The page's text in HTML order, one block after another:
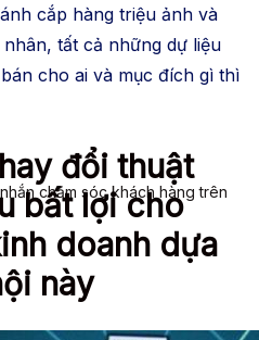
chăm sóc khách hàng trên
cắp hàng triệu ảnh và
tất cả những dự liệu
cho ai và mục đích gì thì
đổi thuật
bất lợi cho
doanh dựa
này